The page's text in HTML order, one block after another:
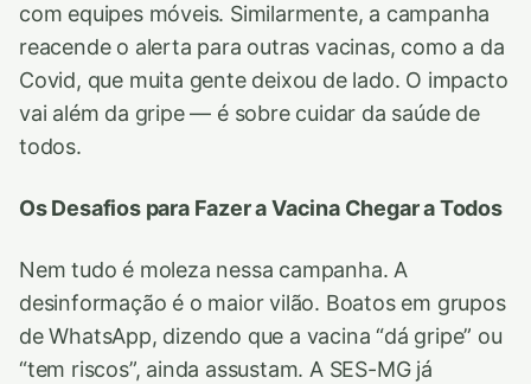
com equipes móveis. Similarmente, a campanha
reacende o alerta para outras vacinas, como a da
Covid, que muita gente deixou de lado. O impacto
vai além da gripe — é sobre cuidar da saúde de
todos.
Os Desafios para Fazer a Vacina Chegar a Todos
Nem tudo é moleza nessa campanha. A
desinformação é o maior vilão. Boatos em grupos
de WhatsApp, dizendo que a vacina “dá gripe” ou
“tem riscos”, ainda assustam. A SES-MG já